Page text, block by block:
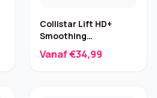
Collistar Lift HD+
Smoothing
Dorato 30ml
Vanaf €34,99